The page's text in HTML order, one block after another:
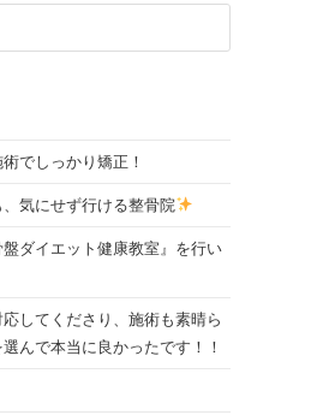
でしっかり矯正！
気にせず行ける整骨院
ダイエット健康教室』を行い
してくださり、施術も素晴ら
んで本当に良かったです！！